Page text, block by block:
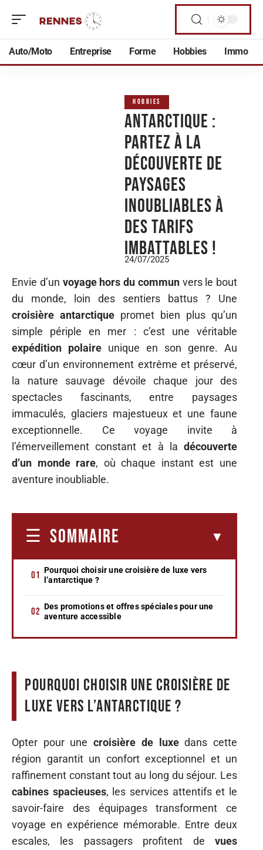
Auto/Moto Entreprise Forme Hobbies Immo
HOBBIES
Antarctique :
partez à la
découverte de
paysages
inoubliables à
des tarifs
imbattables !
24/07/2025
Envie d’un voyage hors du communvers le bout
du monde, loin des sentiers battus ? Une
croisière antarctique promet bien plus qu’un
simple périple en mer : c’est une véritable
expédition polaire unique en son genre. Au
cœur d’un environnement extrême et préservé,
la nature sauvage dévoile chaque jour des
spectacles fascinants, entre paysages
immaculés, glaciers majestueux et une faune
exceptionnelle. Ce voyage invite à
l’émerveillement constant et à la découverte
d’un monde rare, où chaque instant est une
aventure inoubliable.
SOMMAIRE
Pourquoi choisir une croisière de luxe vers
l’antarctique ?
Des promotions et offres spéciales pour une
aventure accessible
Pourquoi choisir une croisière de
luxe vers l’antarctique ?
Opter pour unecroisière de luxedans cette
région garantit un confort exceptionnel et un
raffinement constant tout au long du séjour. Les
cabines spacieuses, les services attentifs et le
savoir-faire des équipages transforment ce
voyage en expérience mémorable. Entre deux
escales, les passagers profitent de vues